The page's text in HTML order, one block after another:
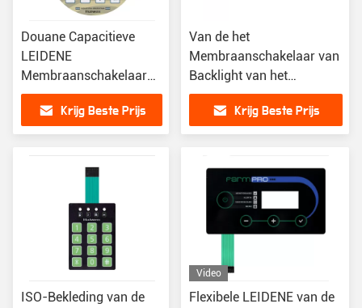
Douane Capacitieve
LEIDENE
Membraanschakelaar
met het Toetsenbord
van de
Aanrakingsknoop
Krijg Beste Prijs
Van de het
Membraanschakelaar van
Backlight van het
douaneprototype het
Flexibele Tastbare
Numerieke toetsenblok
Krijg Beste Prijs
ISO-Bekleding van de
Video
Flexibele LEIDENE van de